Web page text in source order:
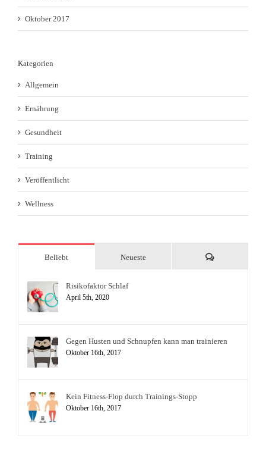
Oktober 2017
Kategorien
Allgemein
Ernährung
Gesundheit
Training
Veröffentlicht
Wellness
Beliebt Neueste Kommentare
Risikofaktor Schlaf
April 5th, 2020
Gegen Husten und Schnupfen kann man trainieren
Oktober 16th, 2017
Kein Fitness-Flop durch Trainings-Stopp
Oktober 16th, 2017